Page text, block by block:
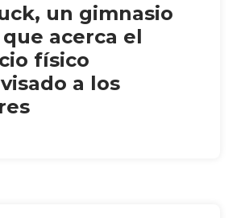
un gimnasio
acerca el
físico
a los